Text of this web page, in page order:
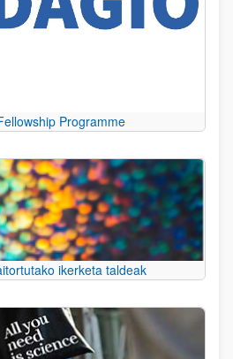
Programme
ikerketa taldeak